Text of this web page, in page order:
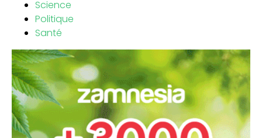
Science
Politique
Santé